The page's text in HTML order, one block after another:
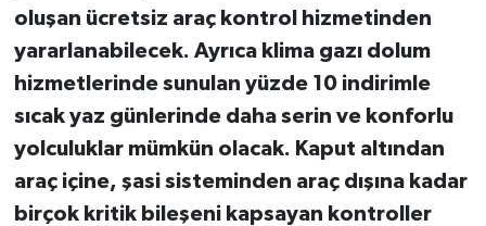
oluşan ücretsiz araç kontrol hizmetinden
yararlanabilecek. Ayrıca klima gazı dolum
hizmetlerinde sunulan yüzde 10 indirimle
sıcak yaz günlerinde daha serin ve konforlu
yolculuklar mümkün olacak. Kaput altından
araç içine, şasi sisteminden araç dışına kadar
birçok kritik bileşeni kapsayan kontroller